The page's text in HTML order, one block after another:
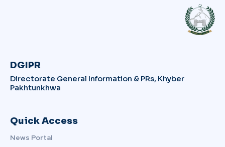
DGIPR
Directorate General Information & PRs, Khyber
Pakhtunkhwa
Quick Access
News Portal